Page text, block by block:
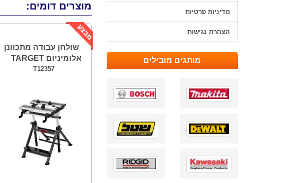
מוצרים דומים:
שולחן עבודה מתכוונן
אלומיניום TARGET
T12357
מדיניות פרטיות
הצהרת נגישות
מותגים מובילים